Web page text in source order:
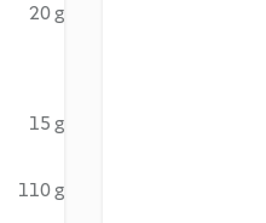
20 g
15 g
110 g